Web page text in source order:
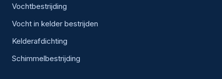
Vochtbestrijding
Vocht in kelder bestrijden
Kelderafdichting
Schimmelbestrijding